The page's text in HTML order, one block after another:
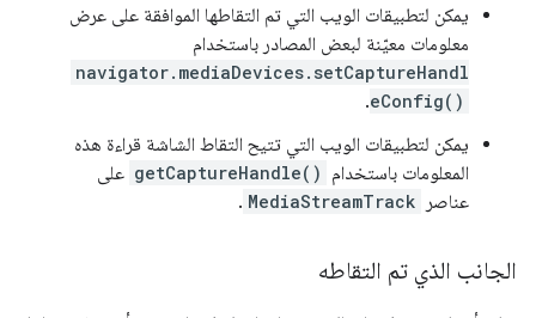
يمكن لتطبيقات الويب التي تم التقاطها الموافقة على عرض
معلومات معيّنة لبعض المصادر باستخدام
navigator.mediaDevices.setCaptureHandl
eConfig()
.
يمكن لتطبيقات الويب التي تتيح التقاط الشاشة قراءة هذه
المعلومات باستخدام getCaptureHandle() على
عناصر
MediaStreamTrack
.
الجانب الذي تم التقاطه